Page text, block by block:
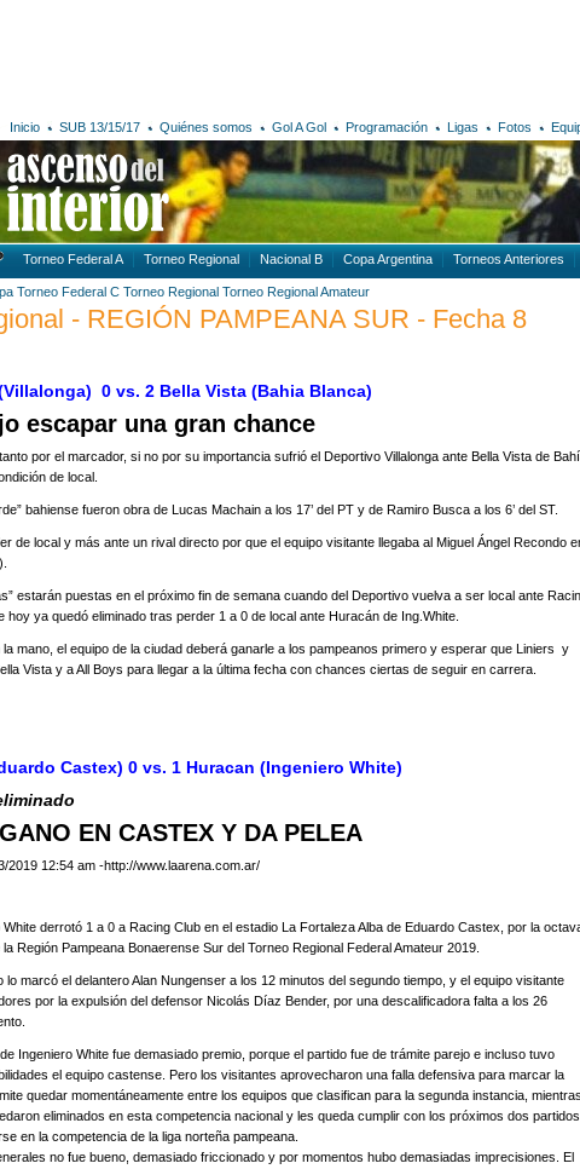
Inicio SUB 13/15/17 Quiénes somos Gol A Gol Programación Ligas Fotos
Torneo Federal A Torneo Regional Nacional B Copa Argentina Torneos Anteriores
Torneo Federal C Torneo Regional Torneo Regional Amateur
- REGIÓN PAMPEANA SUR - Fecha 8
0 vs. 2 Bella Vista (Bahia Blanca)
escapar una gran chance
por el marcador, si no por su importancia sufrió el Deportivo Villalonga ante Bella Vista de
de local.
bahiense fueron obra de Lucas Machain a los 17’ del PT y de Ramiro Busca a los 6’ del ST.
de local y más ante un rival directo por que el equipo visitante llegaba al Miguel Ángel Recondo
estarán puestas en el próximo fin de semana cuando del Deportivo vuelva a ser local ante
hoy ya quedó eliminado tras perder 1 a 0 de local ante Huracán de Ing.White.
mano, el equipo de la ciudad deberá ganarle a los pampeanos primero y esperar que Liniers y
Vista y a All Boys para llegar a la última fecha con chances ciertas de seguir en carrera.
Castex) 0 vs. 1 Huracan (Ingeniero White)
EN CASTEX Y DA PELEA
2019 12:54 am -http://www.laarena.com.ar/
derrotó 1 a 0 a Racing Club en el estadio La Fortaleza Alba de Eduardo Castex, por la
Región Pampeana Bonaerense Sur del Torneo Regional Federal Amateur 2019.
lo marcó el delantero Alan Nungenser a los 12 minutos del segundo tiempo, y el equipo visitante
por la expulsión del defensor Nicolás Díaz Bender, por una descalificadora falta a los 26
Ingeniero White fue demasiado premio, porque el partido fue de trámite parejo e incluso tuvo
el equipo castense. Pero los visitantes aprovecharon una falla defensiva para marcar la
quedar momentáneamente entre los equipos que clasifican para la segunda instancia, mientras
eliminados en esta competencia nacional y les queda cumplir con los próximos dos partidos
en la competencia de la liga norteña pampeana.
no fue bueno, demasiado friccionado y por momentos hubo demasiadas imprecisiones. El